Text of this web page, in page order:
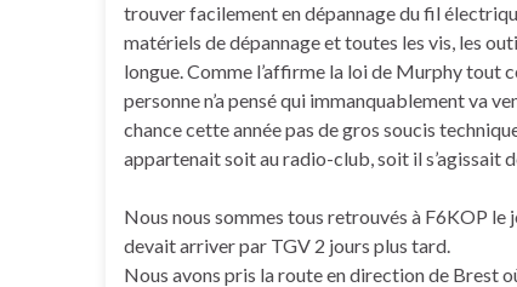
trouver facilement en dépannage du fil
matériels de dépannage et toutes les vis, les
longue. Comme l’affirme la loi de Murphy tout
personne n’a pensé qui immanquablement va
chance cette année pas de gros soucis
appartenait soit au radio-club, soit il s’agissait
Nous nous sommes tous retrouvés à F6KOP
devait arriver par TGV 2 jours plus tard.
Nous avons pris la route en direction de Brest